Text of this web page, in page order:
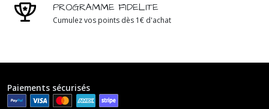
PROGRAMME FIDELITE
Cumulez vos points dès 1€ d'achat
Paiements sécurisés